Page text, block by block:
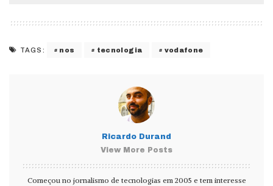
TAGS: nos tecnologia vodafone
Ricardo Durand
View More Posts
Começou no jornalismo de tecnologias em 2005 e tem interesse